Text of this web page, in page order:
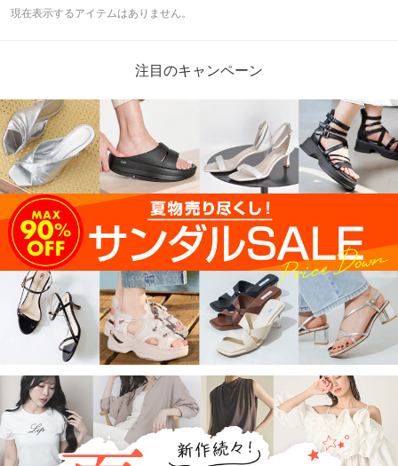
現在表示するアイテムはありません。
注目のキャンペーン